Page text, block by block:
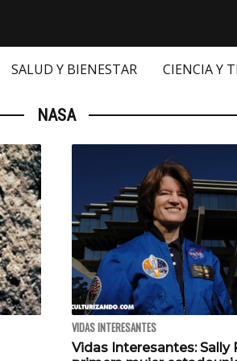
SALUD Y BIENESTAR CIENCIA Y
NASA
VIDAS INTERESANTES
Vidas Interesantes: Sally